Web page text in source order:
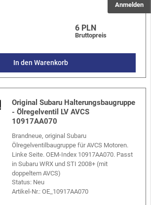
Anmelden
6 PLN
Bruttopreis
In den Warenkorb
Original Subaru Halterungsbaugruppe
- Ölregelventil LV AVCS
10917AA070
Brandneue, original Subaru
Ölregelventilbaugruppe für AVCS Motoren.
Linke Seite. OEM-Index 10917AA070. Passt
in Subaru WRX und STI 2008+ (mit
doppeltem AVCS)
Status: Neu
Artikel-Nr.:OE_10917AA070